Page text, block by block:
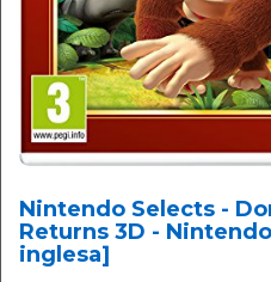
Nintendo Selects -
Returns 3D -
inglesa]